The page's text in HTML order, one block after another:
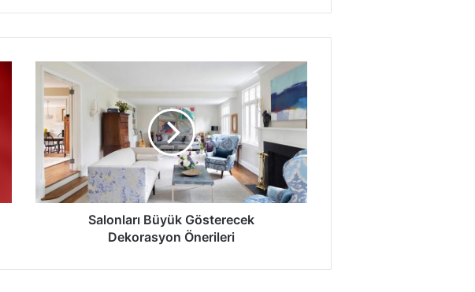
Salonları
Büyük
Gösterecek
Dekorasyon
Önerileri
Salonları Büyük Gösterecek
Dekorasyon Önerileri